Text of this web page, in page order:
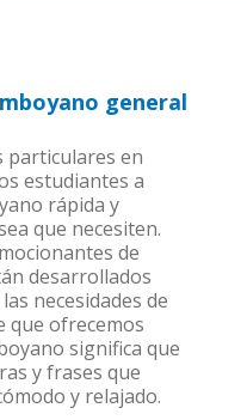
general
particulares en
estudiantes a
rápida y
que necesiten.
de
desarrollados
necesidades de
que ofrecemos
significa que
y frases que
y relajado.